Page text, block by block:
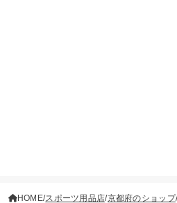
HOME スポーツ用品店 京都府のショップ